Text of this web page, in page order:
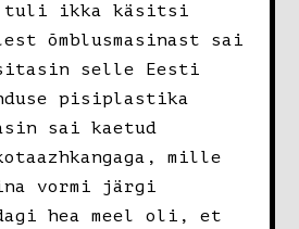
tuli ikka käsitsi
õmblusmasinast sai
selle Eesti
pisiplastika
sai kaetud
mille
vormi järgi
hea meel oli, et